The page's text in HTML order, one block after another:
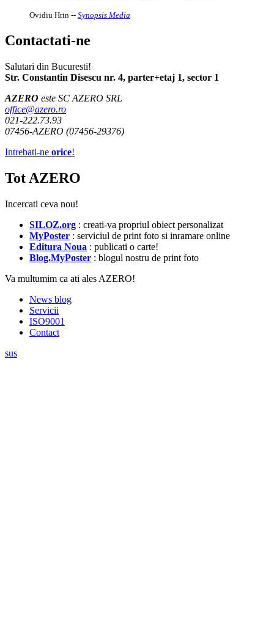
Ovidiu Hrin -- Synopsis Media
Contactati-ne
Salutari din Bucuresti!
Str. Constantin Disescu nr. 4, parter+etaj 1, sector 1
AZERO este SC AZERO SRL
office@azero.ro
021-222.73.93
07456-AZERO (07456-29376)
Intrebati-ne orice!
Tot AZERO
Incercati ceva nou!
SILOZ.org : creati-va propriul obiect personalizat
MyPoster : serviciul de print foto si inramare online
Editura Noua : publicati o carte!
Blog.MyPoster : blogul nostru de print foto
Va multumim ca ati ales AZERO!
News blog
Servicii
ISO9001
Contact
sus